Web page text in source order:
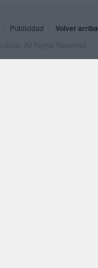
Publicidad Volver arriba